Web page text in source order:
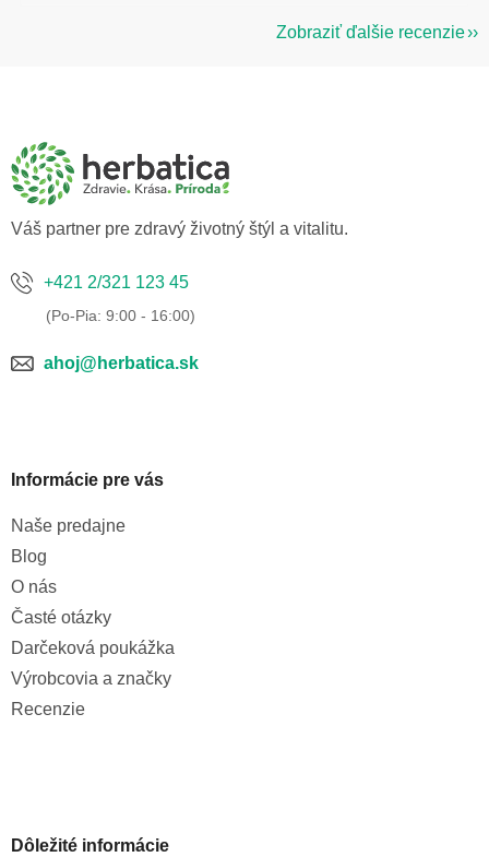
Zobraziť ďalšie recenzie
Váš partner pre zdravý životný štýl a vitalitu.
+421 2/321 123 45
ahoj@herbatica.sk
Informácie pre vás
Naše predajne
Blog
O nás
Časté otázky
Darčeková poukážka
Výrobcovia a značky
Recenzie
Dôležité informácie